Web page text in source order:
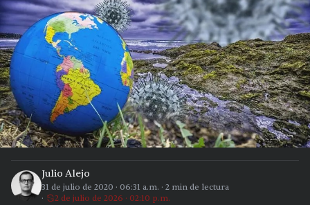
Julio Alejo
31 de julio de 2020 · 06:31 a.m. · 2 min de lectura
2 de julio de 2026 · 02:10 p.m.